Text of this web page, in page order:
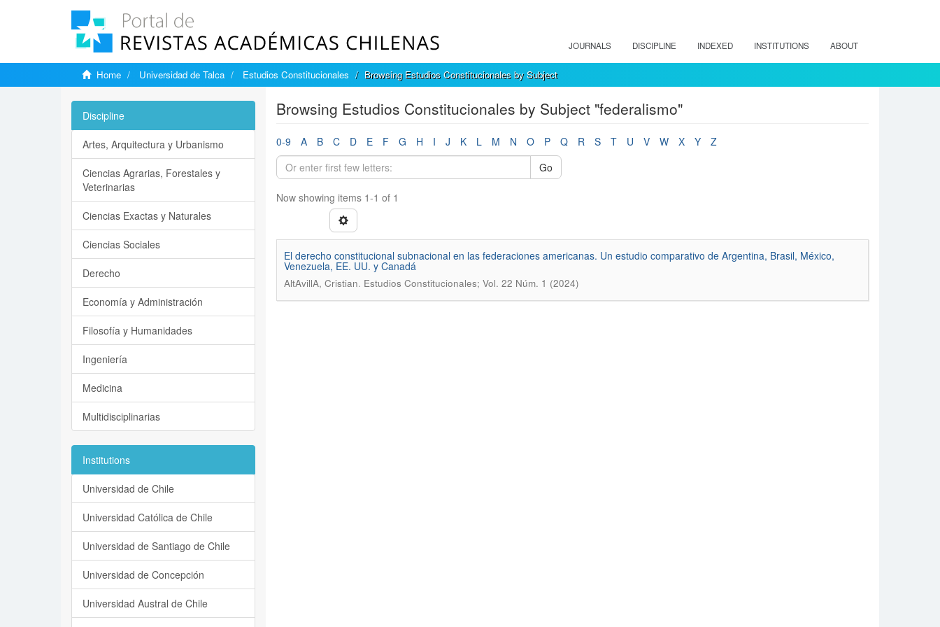
JOURNALS DISCIPLINE INDEXED INSTITUTIONS ABOUT
Home Universidad de Talca Estudios Constitucionales Browsing Estudios Constitucionales by Subject
Browsing Estudios Constitucionales by Subject "federalismo"
0-9 A B C D E F G H I J K L M N O P Q R S T U V W X Y
Z
Go
Now showing items 1-1 of 1
El derecho constitucional subnacional en las federaciones americanas. Un estudio comparativo de Argentina, Brasil, México,
Venezuela, EE. UU. y Canadá
AltAvillA, Cristian. Estudios Constitucionales; Vol. 22 Núm. 1 (2024)
Discipline
Artes, Arquitectura y Urbanismo
Ciencias Agrarias, Forestales y
Veterinarias
Ciencias Exactas y Naturales
Ciencias Sociales
Derecho
Economía y Administración
Filosofía y Humanidades
Ingeniería
Medicina
Multidisciplinarias
Institutions
Universidad de Chile
Universidad Católica de Chile
Universidad de Santiago de Chile
Universidad de Concepción
Universidad Austral de Chile